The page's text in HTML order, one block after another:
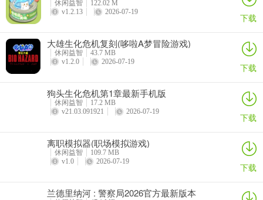
休闲益智
122.02 M
v1.2.13
2026-07-19 下载
大雄生化危机复刻(哆啦A梦冒险游戏)
休闲益智
43.7 MB
v1.2.0
2026-07-19 下载
狗头生化危机第1章最新手机版
休闲益智
17.2 MB
v21.03.091921
2026-07-19 下载
离职模拟器(职场模拟游戏)
休闲益智
109.7 MB
v1.0
2026-07-19 下载
兰德里纳河 : 警察局2026官方最新版本